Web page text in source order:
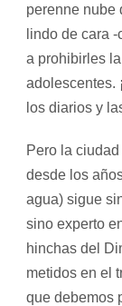
perenne nube
lindo de cara
a prohibirles
adolescentes.
los diarios y
Pero la
desde los
agua) sigue
sino experto
hinchas del
metidos en el
que debemos